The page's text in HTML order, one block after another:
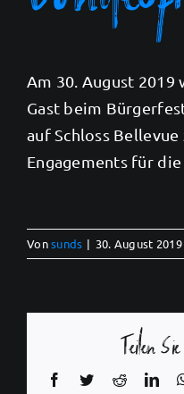
Am 30. August 2019
Gast beim
auf Schloss
Engagements für
Vonsunds | 30. August 2019
Teilen
Facebook
TwitterReddit